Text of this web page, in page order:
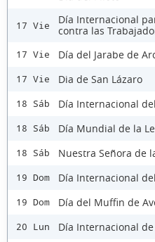
17 Vie
Día Internacional
contra las
17 Vie Día del Jarabe de
17 Vie Dia de San Lázaro
18 Sáb Día Internacional
18 Sáb Día Mundial de la
18 Sáb Nuestra Señora de
19 Dom Día Internacional
19 Dom Día del Muffin de
20 Lun Día Internacional